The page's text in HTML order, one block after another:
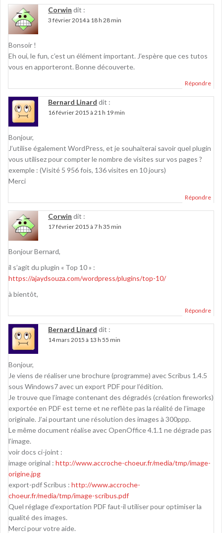
Corwin dit :
3 février 2014 à 18 h 28 min
Bonsoir !
Eh oui, le fun, c’est un élément important. J’espère que ces tutos
vous en apporteront. Bonne découverte.
Répondre
Bernard Linard dit :
16 février 2015 à 21 h 19 min
Bonjour,
J’utilise également WordPress, et je souhaiterai savoir quel plugin
vous utilisez pour compter le nombre de visites sur vos pages ?
exemple : (Visité 5 956 fois, 136 visites en 10 jours)
Merci
Répondre
Corwin dit :
17 février 2015 à 7 h 35 min
Bonjour Bernard,
il s’agit du plugin « Top 10 » :
https://ajaydsouza.com/wordpress/plugins/top-10/
à bientôt,
Répondre
Bernard Linard dit :
14 mars 2015 à 13 h 55 min
Bonjour,
Je viens de réaliser une brochure (programme) avec Scribus 1.4.5
sous Windows7 avec un export PDF pour l’édition.
Je trouve que l’image contenant des dégradés (création fireworks)
exportée en PDF est terne et ne reflète pas la réalité de l’image
originale. J’ai pourtant une résolution des images à 300ppp.
Le même document réalise avec OpenOffice 4.1.1 ne dégrade pas
l’image.
voir docs ci-joint :
image original : http://www.accroche-choeur.fr/media/tmp/image-
origine.jpg
export-pdf Scribus : http://www.accroche-
choeur.fr/media/tmp/image-scribus.pdf
Quel réglage d’exportation PDF faut-il utiliser pour optimiser la
qualité des images.
Merci pour votre aide.